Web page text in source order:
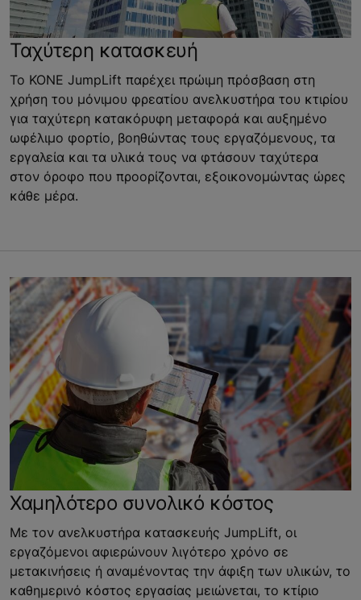
Ταχύτερη κατασκευή
Το KONE JumpLift παρέχει πρώιμη πρόσβαση στη
χρήση του μόνιμου φρεατίου ανελκυστήρα του κτιρίου
για ταχύτερη κατακόρυφη μεταφορά και αυξημένο
ωφέλιμο φορτίο, βοηθώντας τους εργαζόμενους, τα
εργαλεία και τα υλικά τους να φτάσουν ταχύτερα
στον όροφο που προορίζονται, εξοικονομώντας ώρες
κάθε μέρα.
Χαμηλότερο συνολικό κόστος
Με τον ανελκυστήρα κατασκευής JumpLift, οι
εργαζόμενοι αφιερώνουν λιγότερο χρόνο σε
μετακινήσεις ή αναμένοντας την άφιξη των υλικών, το
καθημερινό κόστος εργασίας μειώνεται, το κτίριο